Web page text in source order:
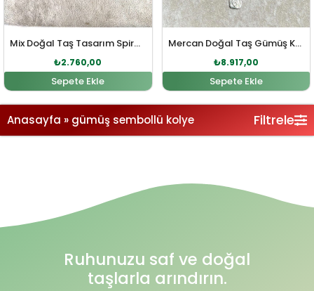
Mix Doğal Taş Tasarım Spiral Sembol Gümüş Kolye
₺2.760,00
Sepete Ekle
Mercan Doğal Taş Gümüş Kolye
₺8.917,00
Sepete Ekle
Anasayfa » gümüş sembollü kolye Filtrele
Ruhunuzu saf ve doğal
taşlarla arındırın.